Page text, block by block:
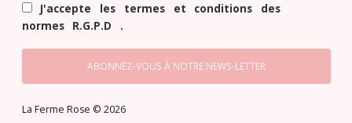
J'accepte les termes et conditions des
normes R.G.P.D .
La Ferme Rose © 2026